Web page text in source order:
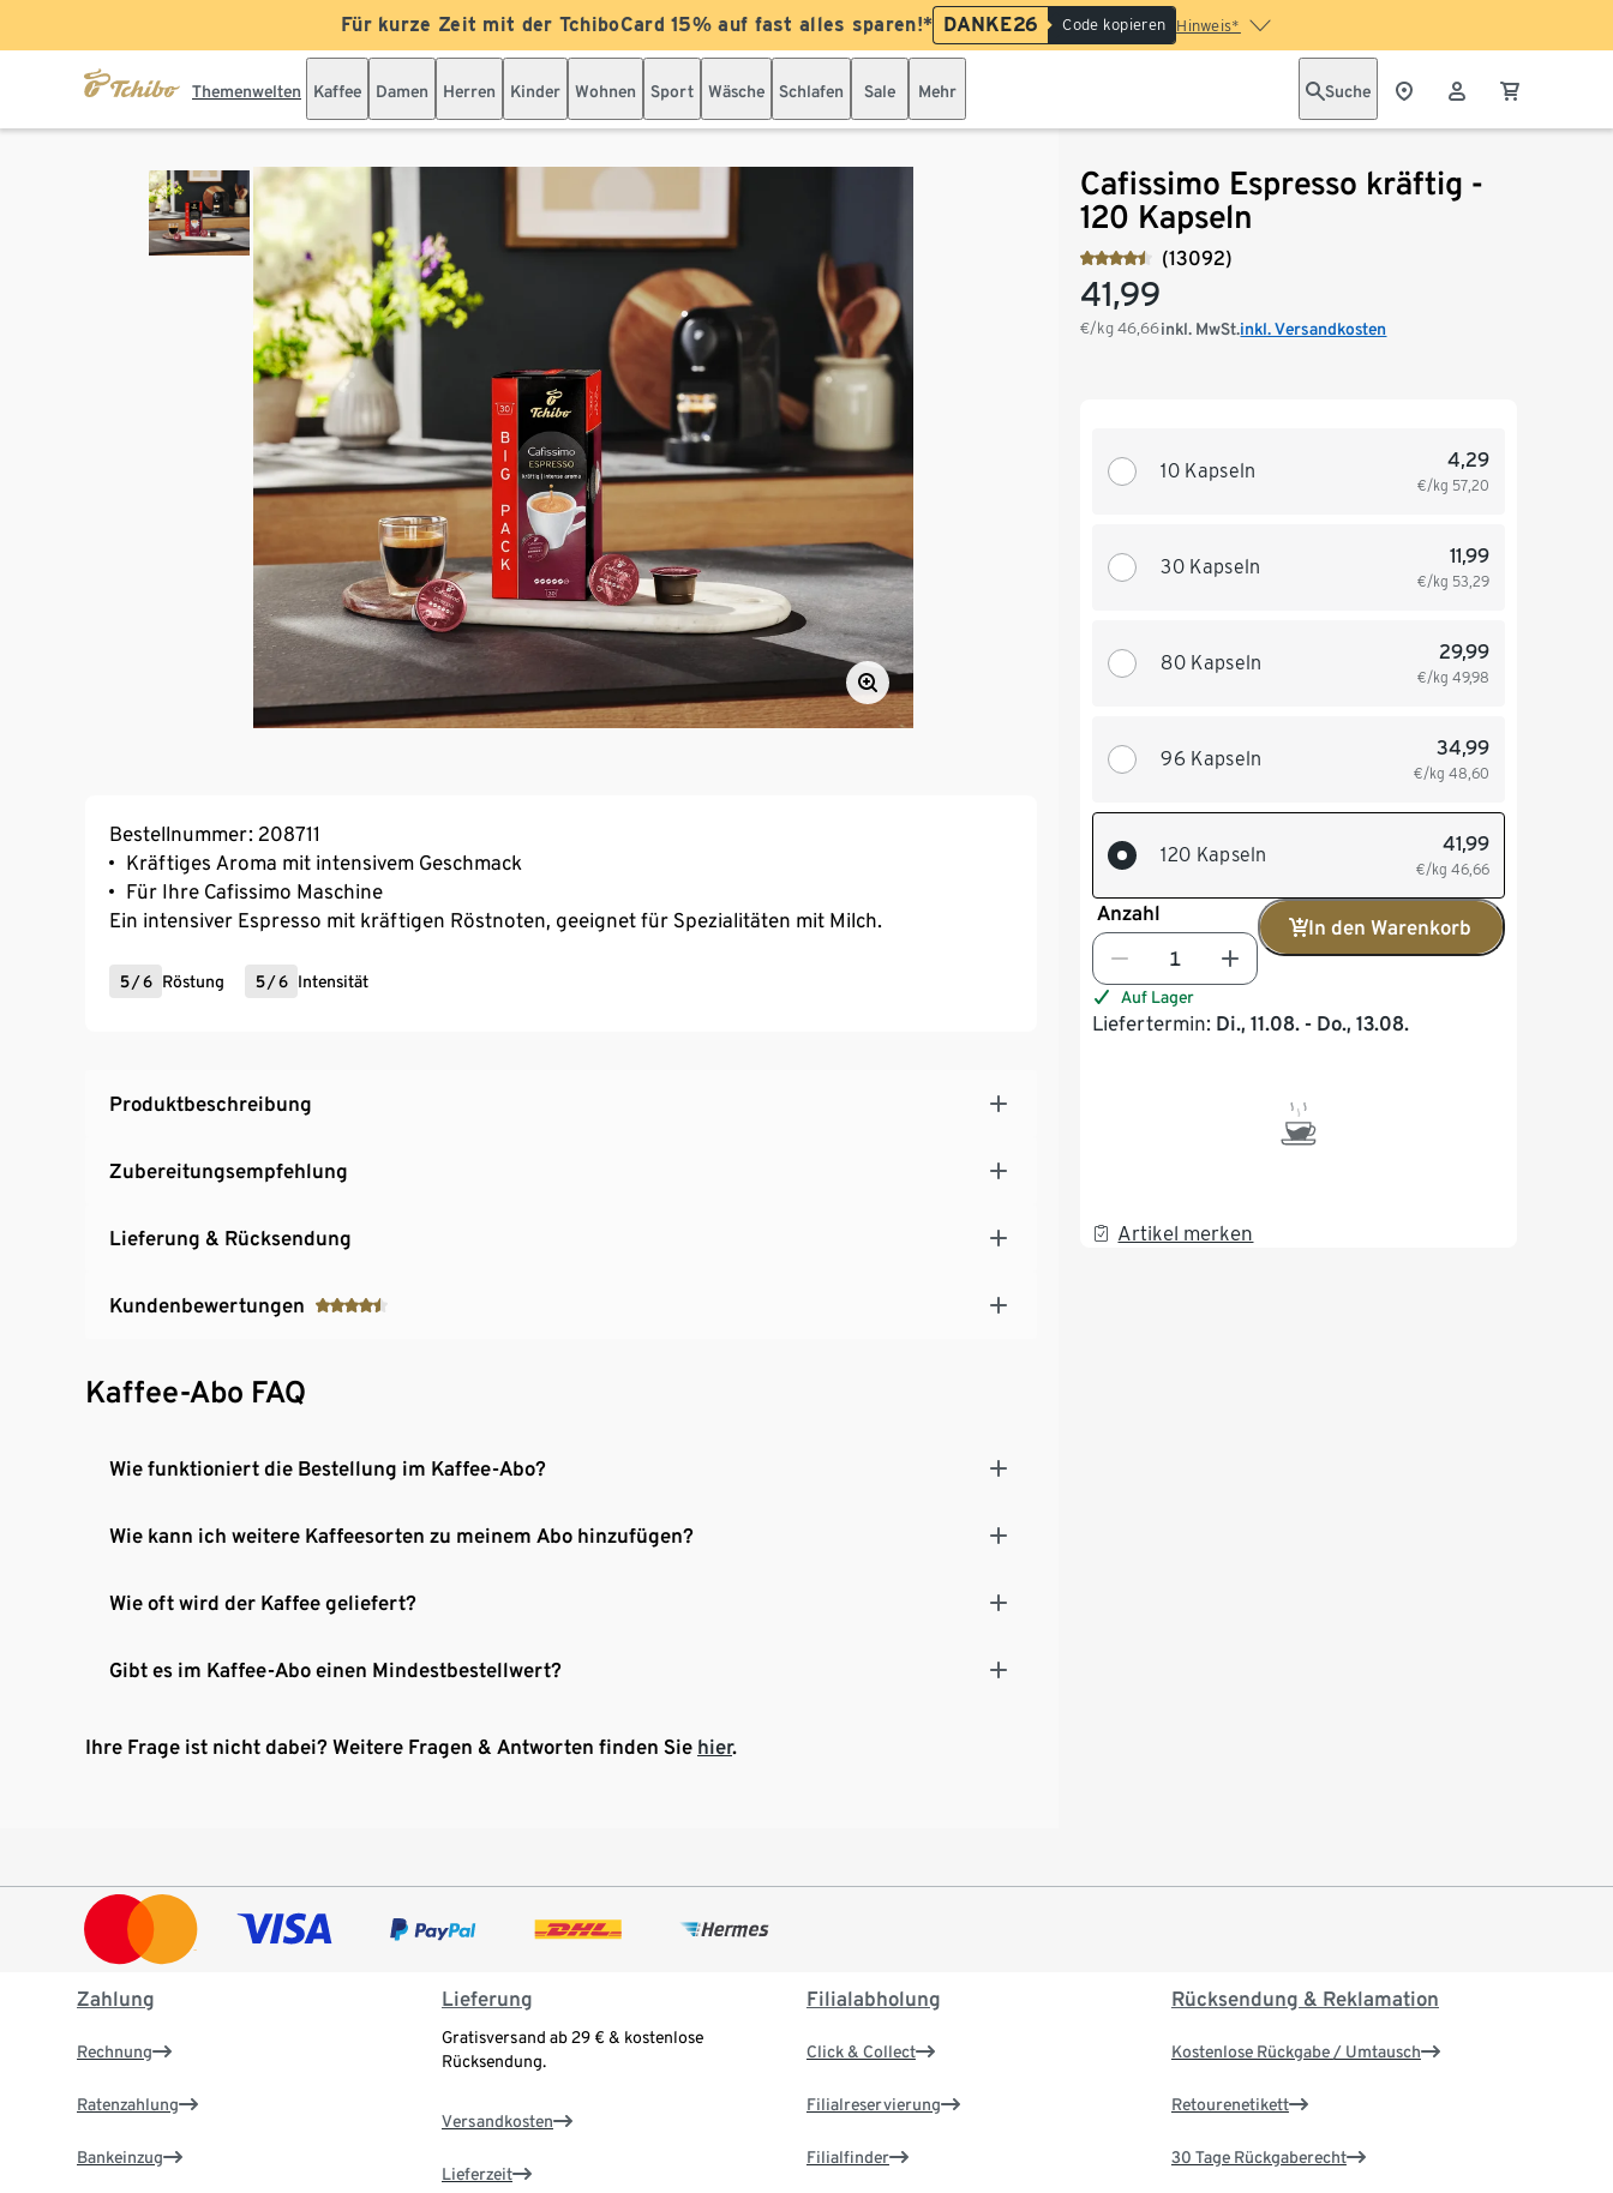
Für kurze Zeit mit der TchiboCard 15% auf fast alles sparen!* DANKE26 Code kopieren Hinweis*
Themenwelten Kaffee Damen Herren Kinder Wohnen Sport Wäsche Schlafen Sale Mehr Suche
Cafissimo Espresso kräftig -
120 Kapseln
(13092)
41,99
€/kg46,66inkl. MwSt.inkl. Versandkosten
10 Kapseln 4,29
€/kg 57,20
30 Kapseln 11,99
€/kg 53,29
80 Kapseln 29,99
€/kg 49,98
96 Kapseln 34,99
€/kg 48,60
120 Kapseln 41,99
€/kg 46,66
Anzahl
In den Warenkorb
Auf Lager
Liefertermin: Di., 11.08. - Do., 13.08.
Artikel merken
Bestellnummer: 208711
Kräftiges Aroma mit intensivem Geschmack
Für Ihre Cafissimo Maschine
Ein intensiver Espresso mit kräftigen Röstnoten, geeignet für Spezialitäten mit Milch.
5 /6 Röstung 5 /6 Intensität
Produktbeschreibung
Zubereitungsempfehlung
Lieferung & Rücksendung
Kundenbewertungen
Kaffee-Abo FAQ
Wie funktioniert die Bestellung im Kaffee-Abo?
Wie kann ich weitere Kaffeesorten zu meinem Abo hinzufügen?
Wie oft wird der Kaffee geliefert?
Gibt es im Kaffee-Abo einen Mindestbestellwert?
Ihre Frage ist nicht dabei? Weitere Fragen & Antworten finden Sie hier.
Zahlung
Rechnung
Ratenzahlung
Bankeinzug
Lieferung
Gratisversand ab 29 € & kostenlose
Rücksendung.
Versandkosten
Lieferzeit
Filialabholung
Click & Collect
Filialreservierung
Filialfinder
Rücksendung & Reklamation
Kostenlose Rückgabe / Umtausch
Retourenetikett
30 Tage Rückgaberecht